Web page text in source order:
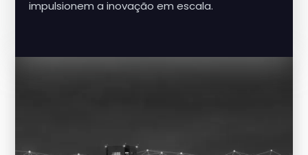
impulsionem a inovação em escala.